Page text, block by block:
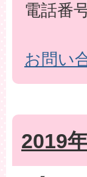
電話番
お問い
2019